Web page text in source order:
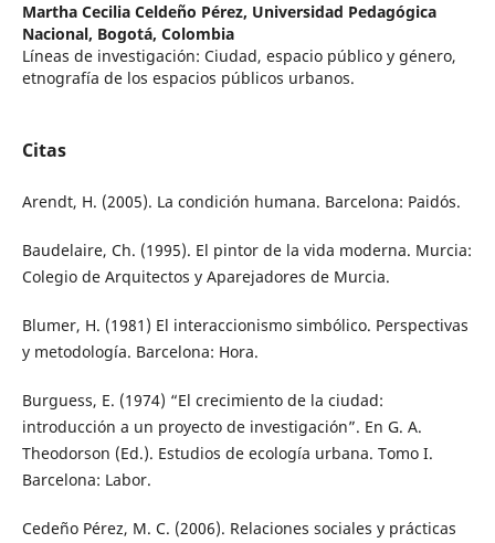
Martha Cecilia Celdeño Pérez, Universidad Pedagógica
Nacional, Bogotá, Colombia
Líneas de investigación: Ciudad, espacio público y género,
etnografía de los espacios públicos urbanos.
Citas
Arendt, H. (2005). La condición humana. Barcelona: Paidós.
Baudelaire, Ch. (1995). El pintor de la vida moderna. Murcia:
Colegio de Arquitectos y Aparejadores de Murcia.
Blumer, H. (1981) El interaccionismo simbólico. Perspectivas
y metodología. Barcelona: Hora.
Burguess, E. (1974) “El crecimiento de la ciudad:
introducción a un proyecto de investigación”. En G. A.
Theodorson (Ed.). Estudios de ecología urbana. Tomo I.
Barcelona: Labor.
Cedeño Pérez, M. C. (2006). Relaciones sociales y prácticas